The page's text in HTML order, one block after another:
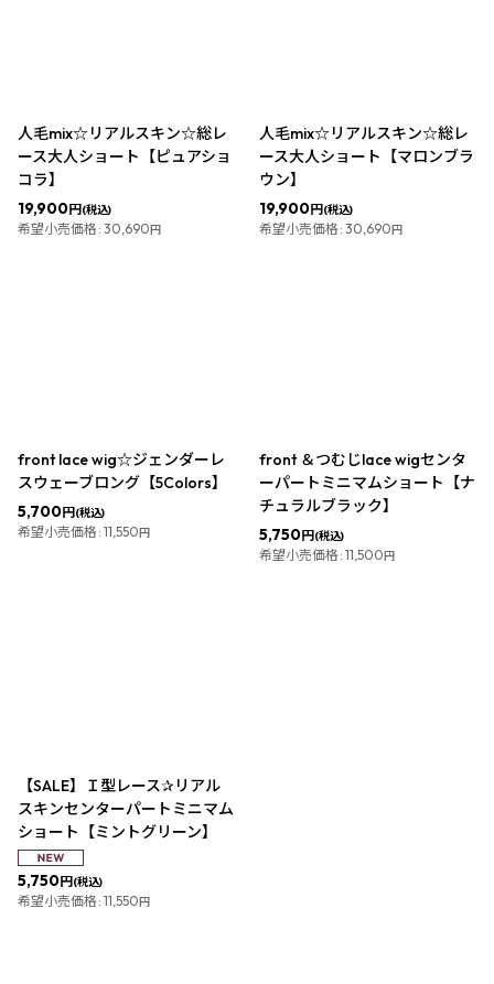
人毛mix☆リアルスキン☆総レ
ース大人ショート【ピュアショ
コラ】
19,900円(税込)
希望小売価格 : 30,690 円
人毛mix☆リアルスキン☆総レ
ース大人ショート【マロンブラ
ウン】
19,900円(税込)
希望小売価格 : 30,690 円
front lace wig☆ジェンダーレ
スウェーブロング【5Colors】
5,700円(税込)
希望小売価格 : 11,550 円
front ＆つむじlace wigセンタ
ーパートミニマムショート【ナ
チュラルブラック】
5,750円(税込)
希望小売価格 : 11,500 円
【SALE】Ｉ型レース✰リアル
スキンセンターパートミニマム
ショート【ミントグリーン】
5,750円(税込)
希望小売価格 : 11,550円